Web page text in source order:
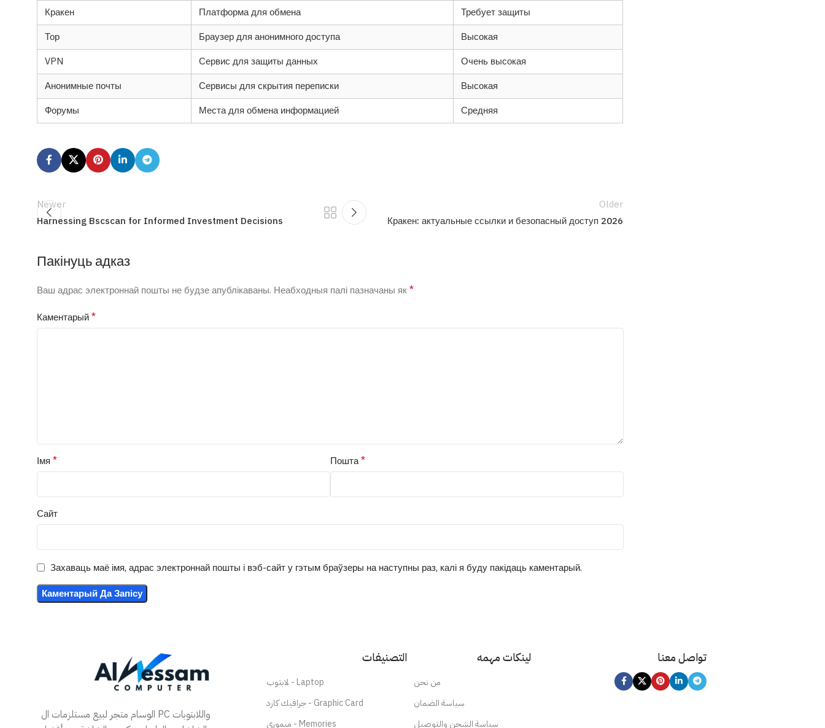
Кракен Платформа для обмена
Требует защиты
Тор
Браузер для анонимного доступа
Высокая
VPN
Сервис для защиты данных
Очень высокая
Анонимные почты
Сервисы для скрытия переписки
Высокая
Форумы
Места для обмена информацией Средняя
Newer
Harnessing Bscscan for Informed Investment Decisions
Older
Кракен: актуальные ссылки и безопасный доступ 2026
Пакінуць адказ
Ваш адрас электроннай пошты не будзе апублікаваны. Неабходныя палі пазначаны як*
Каментарый*
Імя * Пошта*
Сайт
Захаваць маё імя, адрас электроннай пошты і вэб-сайт у гэтым браўзеры на наступны раз, калі я буду пакідаць каментарый.
الوسام متجر لبيع مستلزمات ال PC واللابتوبات
التصنيفات
لابتوب - Laptop
جرافيك كارد - Graphic Card
ميموري - Memories
لينكات مهمه
من نحن
سياسة الضمان
سياسة الشحن والتوصيل
تواصل معنا